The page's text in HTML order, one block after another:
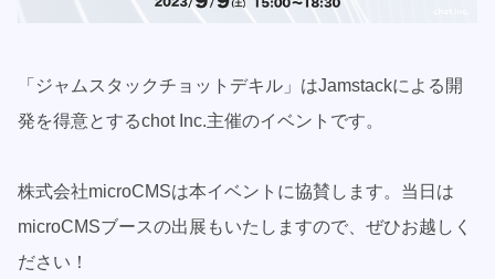
「ジャムスタックチョットデキル」はJamstackによる開
発を得意とするchot Inc.主催のイベントです。
株式会社microCMSは本イベントに協賛します。当日は
microCMSブースの出展もいたしますので、ぜひお越しく
ださい！